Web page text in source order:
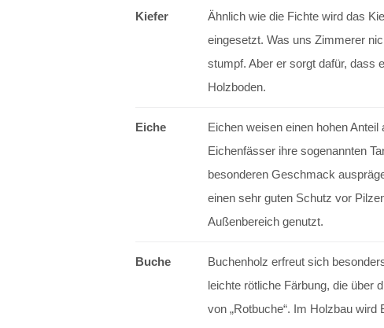
Kiefer
Ähnlich wie die Fichte wird das
eingesetzt. Was uns Zimmerer
stumpf. Aber er sorgt dafür, dass
Holzboden.
Eiche
Eichen weisen einen hohen
Eichenfässer ihre sogenannten
besonderen Geschmack
einen sehr guten Schutz vor
Außenbereich genutzt.
Buche
Buchenholz erfreut sich
leichte rötliche Färbung, die über
von „Rotbuche“. Im Holzbau wird